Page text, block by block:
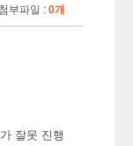
첨부파일 : 0개
잘못 진행